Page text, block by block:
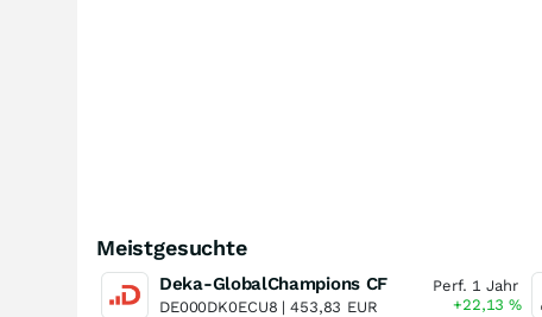
Meistgesuchte
Deka-GlobalChampions CF
DE000DK0ECU8 |453,83 EUR
Perf. 1 Jahr
+22,13%